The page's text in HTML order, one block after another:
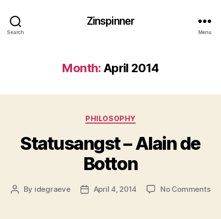
Search
Zinspinner
Menu
Month: April 2014
Categories
PHILOSOPHY
Statusangst – Alain de
Botton
Post
By idegraeve
PostApril 4, 2014 No Commentson